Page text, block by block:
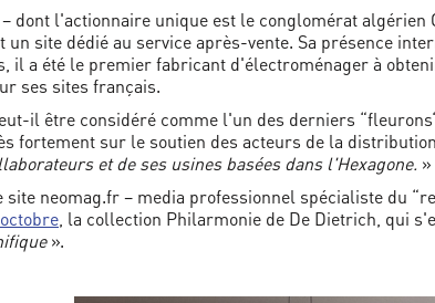
dont l'actionnaire unique est le conglomérat
un site dédié au service après-vente. Sa présence
il a été le premier fabricant d'électroménager à
ses sites français.
il être considéré comme l'un des derniers
fortement sur le soutien des acteurs de la
et de ses usines basées dans l'Hexagone. »
neomag.fr – media professionnel spécialiste du
, la collection Philarmonie de De Dietrich, qui
».